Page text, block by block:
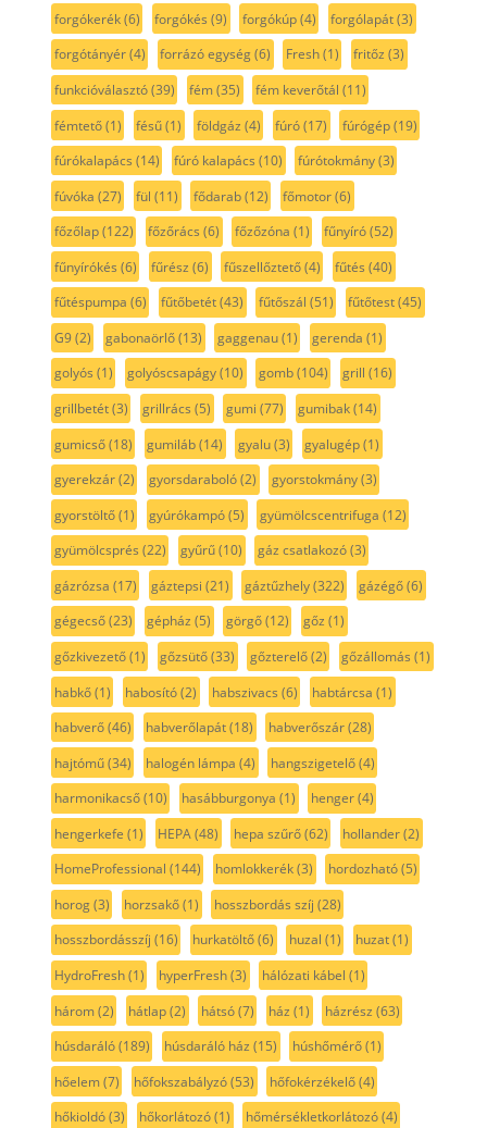
forgókerék(6) forgókés (9) forgókúp(4) forgólapát(3)
forgótányér(4) forrázó egység(6) Fresh(1) fritőz (3)
funkcióválasztó(39) fém(35) fém keverőtál (11)
fémtető(1) fésű(1) földgáz (4) fúró(17) fúrógép(19)
fúrókalapács (14) fúró kalapács (10) fúrótokmány(3)
fúvóka (27) fül (11) fődarab(12) főmotor(6)
főzőlap(122) főzőrács (6) főzőzóna (1) fűnyíró(52)
fűnyírókés (6) fűrész (6) fűszellőztető(4) fűtés (40)
fűtéspumpa (6) fűtőbetét(43) fűtőszál (51) fűtőtest(45)
G9(2) gabonaörlő(13) gaggenau(1) gerenda (1)
golyós (1) golyóscsapágy(10) gomb(104) grill (16)
grillbetét(3) grillrács (5) gumi (77) gumibak(14)
gumicső(18) gumiláb(14) gyalu(3) gyalugép(1)
gyerekzár(2) gyorsdaraboló(2) gyorstokmány(3)
gyorstöltő(1) gyúrókampó(5) gyümölcscentrifuga (12)
gyümölcsprés (22) gyűrű(10) gáz csatlakozó(3)
gázrózsa (17) gáztepsi (21) gáztűzhely(322) gázégő(6)
gégecső(23) gépház (5) görgő(12) gőz (1)
gőzkivezető(1) gőzsütő(33) gőzterelő(2) gőzállomás (1)
habkő(1) habosító(2) habszivacs (6) habtárcsa (1)
habverő(46) habverőlapát(18) habverőszár(28)
hajtómű(34) halogén lámpa (4) hangszigetelő(4)
harmonikacső(10) hasábburgonya (1) henger(4)
hengerkefe (1) HEPA(48) hepa szűrő(62) hollander(2)
HomeProfessional (144) homlokkerék(3) hordozható(5)
horog(3) horzsakő(1) hosszbordás szíj (28)
hosszbordásszíj (16) hurkatöltő(6) huzal (1) huzat(1)
HydroFresh(1) hyperFresh(3) hálózati kábel (1)
három(2) hátlap(2) hátsó(7) ház (1) házrész (63)
húsdaráló(189) húsdaráló ház (15) húshőmérő(1)
hőelem(7) hőfokszabályzó(53) hőfokérzékelő(4)
hőkioldó(3) hőkorlátozó(1) hőmérsékletkorlátozó(4)